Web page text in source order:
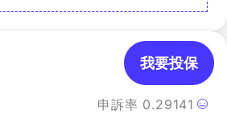
申訴率 0.29141
我要投保